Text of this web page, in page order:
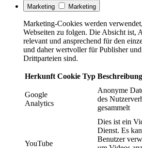
Marketing Marketing
Marketing-Cookies werden
Webseiten zu folgen. Die Absicht ist,
relevant und ansprechend für den
und daher wertvoller für Publisher
Drittparteien sind.
Herkunft Cookie Typ Beschreibung
Google
Analytics
Anonyme
des
gesammelt
YouTube
Dies ist ein
Dienst. Es
Benutzer